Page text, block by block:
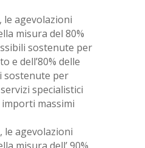
le agevolazioni
misura del 80%
sostenute per
e dell’80% delle
sostenute per
specialistici
massimi
le agevolazioni